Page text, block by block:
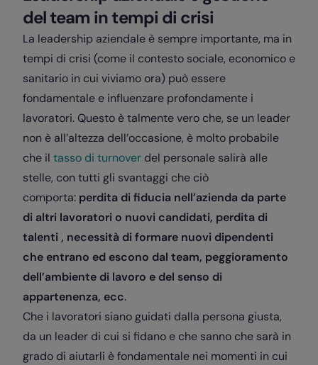
del team in tempi di crisi
La leadership aziendale è sempre importante, ma in
tempi di crisi (come il contesto sociale, economico e
sanitario in cui viviamo ora) può essere
fondamentale e influenzare profondamente i
lavoratori. Questo è talmente vero che, se un leader
non è all’altezza dell’occasione, è molto probabile
che il tasso di turnover del personale salirà alle
stelle, con tutti gli svantaggi che ciò
comporta: perdita di fiducia nell’azienda da parte
di altri lavoratori o nuovi candidati, perdita di
talenti , necessità di formare nuovi dipendenti
che entrano ed escono dal team, peggioramento
dell’ambiente di lavoro e del senso di
appartenenza, ecc.
Che i lavoratori siano guidati dalla persona giusta,
da un leader di cui si fidano e che sanno che sarà in
grado di aiutarli è fondamentale nei momenti in cui